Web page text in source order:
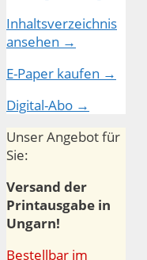
Inhaltsverzeichnis
ansehen →
E-Paper kaufen →
Digital-Abo →
Unser Angebot für
Sie:
Versand der
Printausgabe in
Ungarn!
Bestellbar im